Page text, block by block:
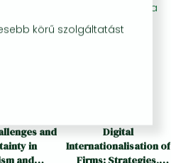
Kívánságlistára
and
in
and
Digital
Internationalisation of
Firms: Strategies,
körű szolgáltatást